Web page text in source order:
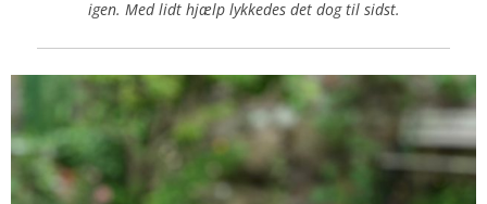
igen. Med lidt hjælp lykkedes det dog til sidst.